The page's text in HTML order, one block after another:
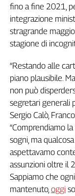
Inserti
Idea
Diffusa
Le
trasmissioni
tv
Work
Progress
L'Italia
nel
Lavoro
Territori
fino a fine 2021,
integrazione
stragrande
stagione di
“Restando alle
piano plausibile.
non può
segretari generali
Sergio Calò,
“Comprendiamo
sogni, ma
aspettavamo
assunzioni oltre il
Sappiamo che
mantenuto, oggi